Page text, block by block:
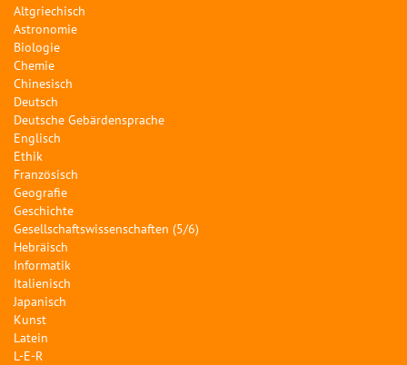
Altgriechisch
Astronomie
Biologie
Chemie
Chinesisch
Deutsch
Deutsche Gebärdensprache
Englisch
Ethik
Französisch
Geografie
Geschichte
Gesellschaftswissenschaften (5/6)
Hebräisch
Informatik
Italienisch
Japanisch
Kunst
Latein
L-E-R